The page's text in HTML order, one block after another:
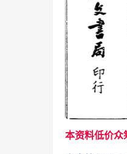
本资料低价众